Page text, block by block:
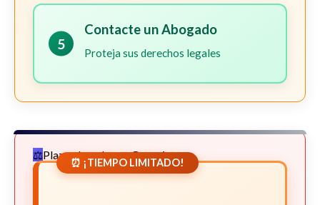
5
Contacte un Abogado
Proteja sus derechos legales
Plazos Legales en Georgia
⏰ ¡TIEMPO LIMITADO!